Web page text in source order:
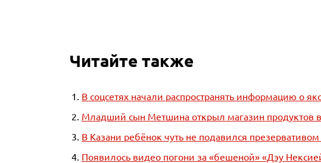
Читайте также
В соцсетях начали распространять информацию о
Младший сын Метшина открыл магазин продуктов
В Казани ребёнок чуть не подавился
Появилось видео погони за «бешеной» «Дэу